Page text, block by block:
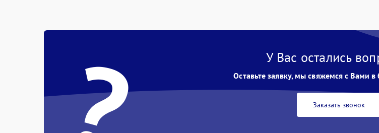
Программные сбои
Коммуникации и интерфейсы
У Вас остались
Оставьте заявку, мы свяжемся с Вами
Заказать звонок